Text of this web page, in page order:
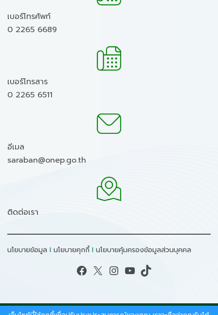
เบอร์โทรศัพท์
0 2265 6689
เบอร์โทรสาร
0 2265 6511
อีเมล
saraban@onep.go.th
ติดต่อเรา
นโยบายข้อมูล I นโยบายคุกกี้ I นโยบายคุ้มครองข้อมูลส่วนบุคคล
Facebook X Instagram YouTube TikTok